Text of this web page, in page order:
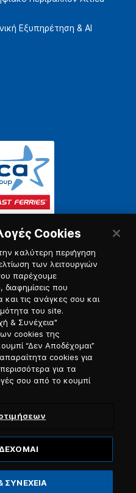
Εξυπηρέτηση & AI
Γ.Ε.ΜΗ. 121913501000
by
Cookies
καλύτερη περιήγηση
των λειτουργιών
παρέχουμε
διαφημίσεις που
και τις ανάγκες σου και
του site.
& Συνέχεια"
cookies της
“Δεν Αποδέχομαι”
cookies για
για τα
σου από το κουμπί